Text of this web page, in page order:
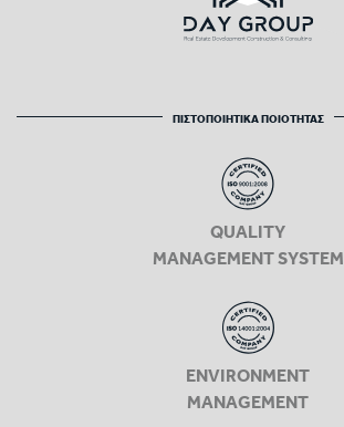
ΠΙΣΤΟΠΟΙΗΤΙΚΑ ΠΟΙΟΤΗΤΑΣ
QUALITY
MANAGEMENT SYSTEM
ENVIRONMENT
MANAGEMENT